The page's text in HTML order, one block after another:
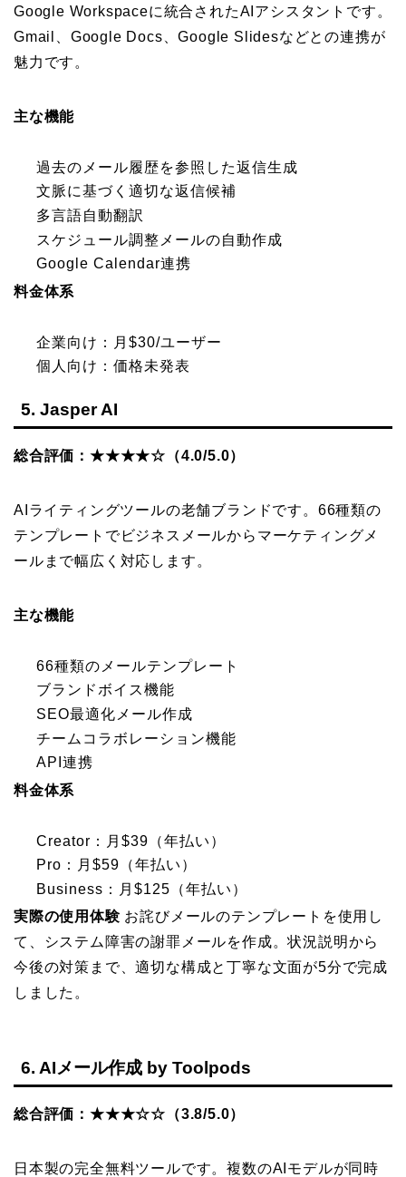
Google Workspaceに統合されたAIアシスタントです。
Gmail、Google Docs、Google Slidesなどとの連携が
魅力です。
主な機能
過去のメール履歴を参照した返信生成
文脈に基づく適切な返信候補
多言語自動翻訳
スケジュール調整メールの自動作成
Google Calendar連携
料金体系
企業向け：月$30/ユーザー
個人向け：価格未発表
5. Jasper AI
総合評価：★★★★☆（4.0/5.0）
AIライティングツールの老舗ブランドです。66種類の
テンプレートでビジネスメールからマーケティングメ
ールまで幅広く対応します。
主な機能
66種類のメールテンプレート
ブランドボイス機能
SEO最適化メール作成
チームコラボレーション機能
API連携
料金体系
Creator：月$39（年払い）
Pro：月$59（年払い）
Business：月$125（年払い）
実際の使用体験お詫びメールのテンプレートを使用し
て、システム障害の謝罪メールを作成。状況説明から
今後の対策まで、適切な構成と丁寧な文面が5分で完成
しました。
6. AIメール作成 by Toolpods
総合評価：★★★☆☆（3.8/5.0）
日本製の完全無料ツールです。複数のAIモデルが同時